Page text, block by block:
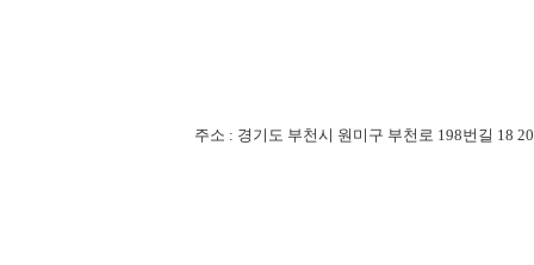
주소 : 경기도 부천시 원미구 부천로 198번길